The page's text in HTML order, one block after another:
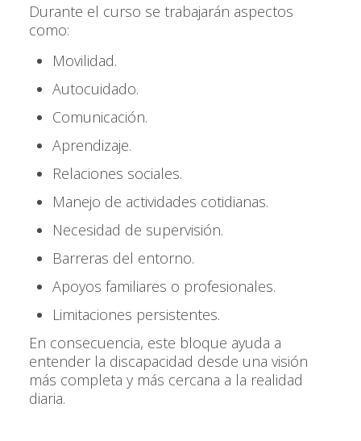
Durante el curso se trabajarán aspectos
como:
Movilidad.
Autocuidado.
Comunicación.
Aprendizaje.
Relaciones sociales.
Manejo de actividades cotidianas.
Necesidad de supervisión.
Barreras del entorno.
Apoyos familiares o profesionales.
Limitaciones persistentes.
En consecuencia, este bloque ayuda a
entender la discapacidad desde una visión
más completa y más cercana a la realidad
diaria.